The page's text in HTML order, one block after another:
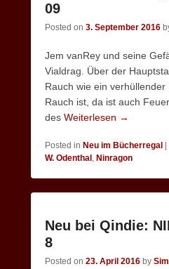
09
Posted on 3. September 2016
Jem vanRey und seine
Vialdrag. Über der
Rauch wie ein verhüllender
Rauch ist, da ist auch
des Weiterlesen →
Posted in Neu im Bücherregal
W. Odenthal , Ninragon
Neu bei Qindie:
8
Posted on 23. April 2016 by